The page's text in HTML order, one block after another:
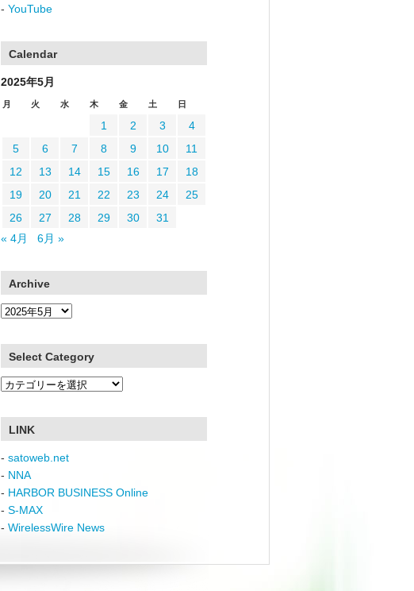
- YouTube
Calendar
2025年5月
月 火 水 木 金 土 日
1 2 3
4
5
6 7 8 9 10
11
12
13 14 15 16 17
18
19
20 21 22 23 24
25
26
27 28 29 30
31
« 4月
6月 »
Archive
Archive
Select Category
Select
LINK
- satoweb.net
- NNA
- HARBOR BUSINESS Online
- S-MAX
- WirelessWire News